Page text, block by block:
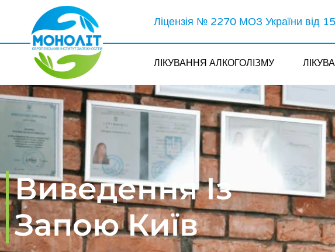
Ліцензія № 2270 МОЗ України від
ЛІКУВАННЯ АЛКОГОЛІЗМУ
Виведення Із
Запою Київ